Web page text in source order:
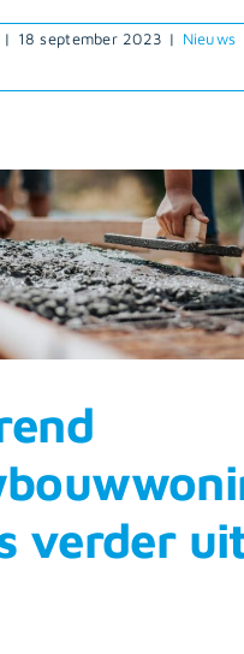
| 18 september 2023 | Nieuws
verder